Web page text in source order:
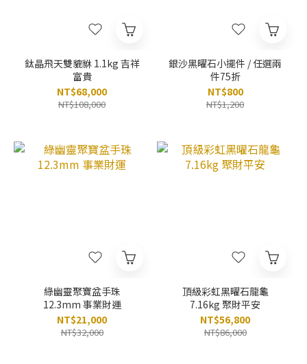
鈦晶飛天雙貔貅 1.1kg 吉祥
富貴
NT$68,000
NT$108,000
銀沙黑曜石小擺件 / 任選兩
件75折
NT$800
NT$1,200
綠幽靈聚寶盆手珠
12.3mm 事業財運
NT$21,000
NT$32,000
頂級彩虹黑曜石龍龜
7.16kg 聚財平安
NT$56,800
NT$86,000